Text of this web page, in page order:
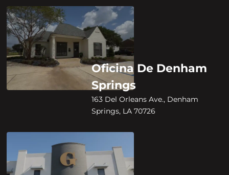
Oficina De Denham
Springs
163 Del Orleans Ave., Denham
Springs, LA 70726